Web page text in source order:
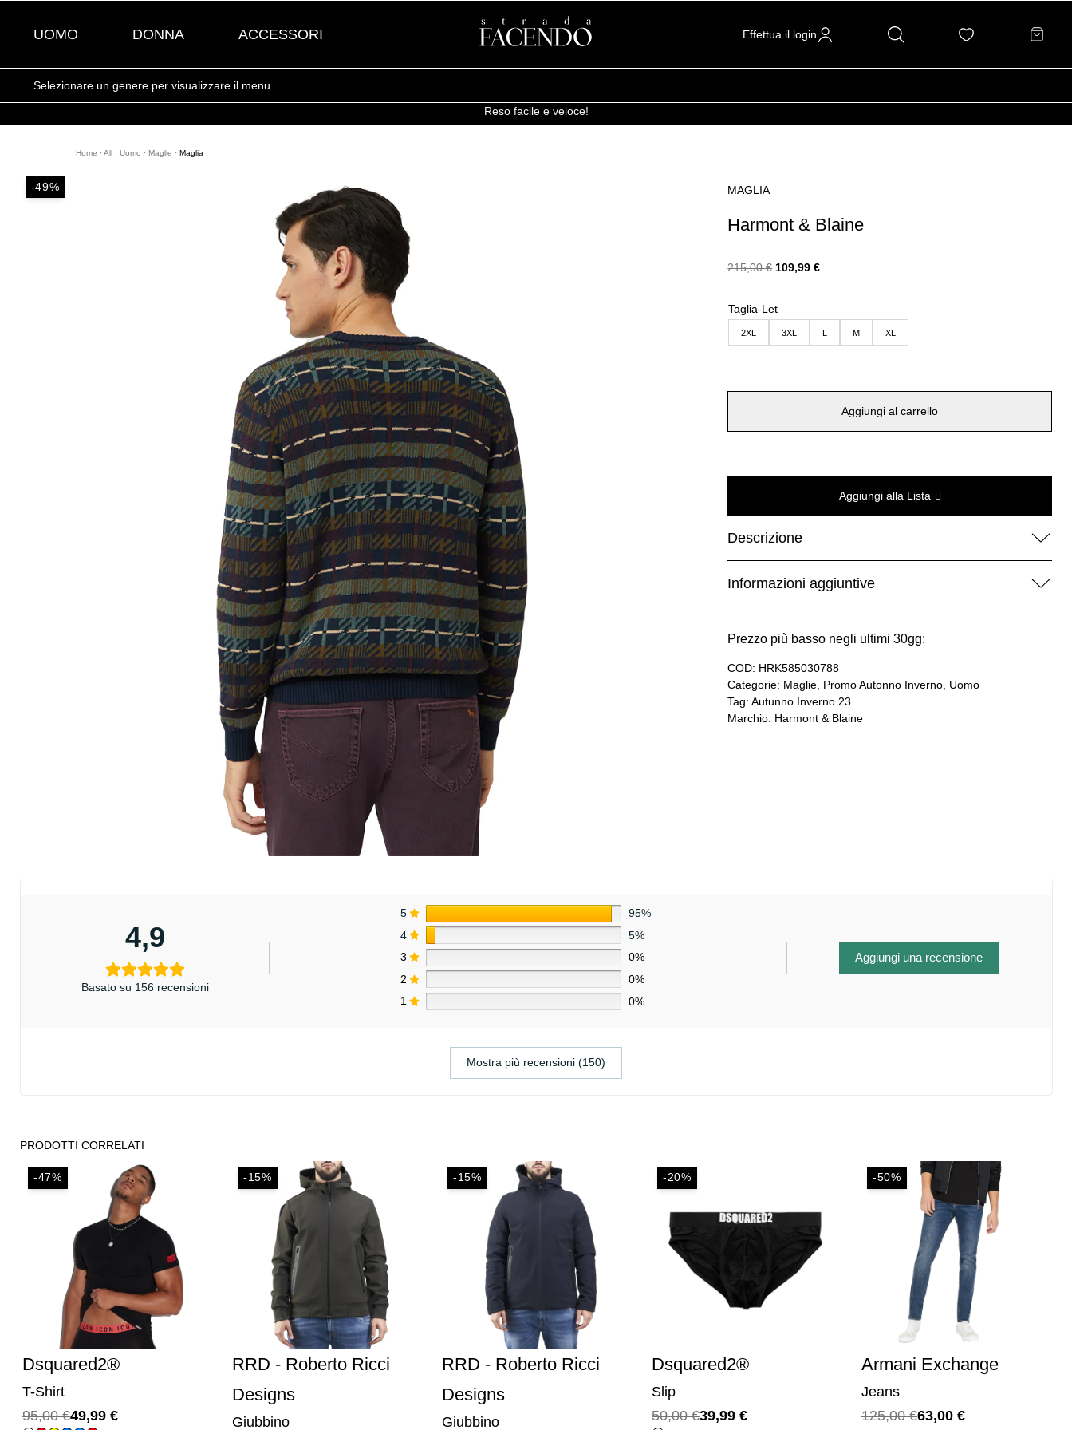
UOMO DONNA ACCESSORI Effettua il login
Selezionare un genere per visualizzare il menu
Reso facile e veloce!
Home · All · Uomo · Maglie · Maglia
-49% MAGLIA
Harmont & Blaine
215,00€ Il
originale
215,00 €.
109,99€Il
attuale
109,99 €.
Taglia-Let
2XL 3XL L M XL
Aggiungi al carrello
Aggiungi alla Lista
Descrizione
Informazioni aggiuntive
Prezzo più basso negli ultimi 30gg:
COD: HRK585030788
Categorie: Maglie Promo Autonno Inverno Uomo
Tag:Autunno Inverno 23
Marchio: Harmont & Blaine
4,9
Basato su 156 recensioni
5
95%
4
5%
3
0%
2
0%
1
0%
Aggiungi una recensione
Mostra più recensioni (150)
PRODOTTI CORRELATI
-47%
Dsquared2®
T-Shirt
95,00€
Il 49,99 €
Il
-15%
RRD - Roberto Ricci
Designs
Giubbino
-15%
RRD - Roberto Ricci
Designs
Giubbino
-20%
Dsquared2®
Slip
50,00€
Il 39,99 €
Il
-50%
Armani Exchange
Jeans
125,00€
Il 63,00 €
Il